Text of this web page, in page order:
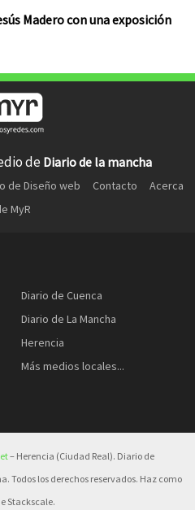
Madero con una exposición
de Diario de la mancha
de Diseño web Contacto
Acerca
MyR
Diario de Cuenca
Diario de La Mancha
Herencia
Más medios locales...
– Herencia (Ciudad Real). Diario de
Todos los derechos reservados. Haz como
Stackscale.